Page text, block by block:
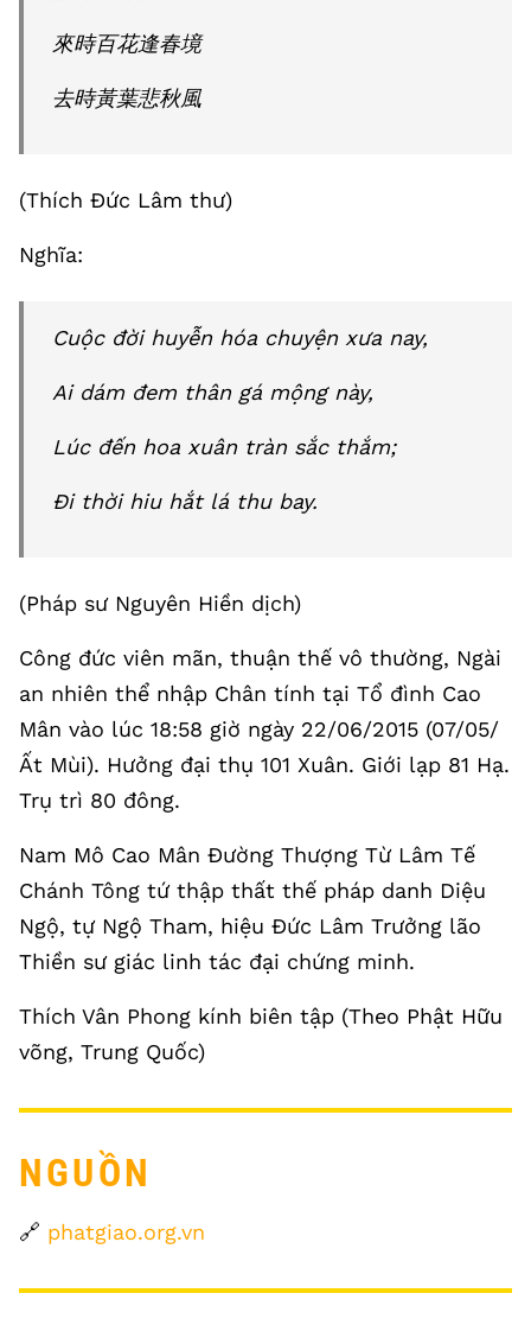
來時百花逢春境
去時黃葉悲秋風
(Thích Đức Lâm thư)
Nghĩa:
Cuộc đời huyễn hóa chuyện xưa nay,
Ai dám đem thân gá mộng này,
Lúc đến hoa xuân tràn sắc thắm;
Đi thời hiu hắt lá thu bay.
(Pháp sư Nguyên Hiền dịch)
Công đức viên mãn, thuận thế vô thường, Ngài
an nhiên thể nhập Chân tính tại Tổ đình Cao
Mân vào lúc 18:58 giờ ngày 22/06/2015 (07/05/
Ất Mùi). Hưởng đại thụ 101 Xuân. Giới lạp 81 Hạ.
Trụ trì 80 đông.
Nam Mô Cao Mân Đường Thượng Từ Lâm Tế
Chánh Tông tứ thập thất thế pháp danh Diệu
Ngộ, tự Ngộ Tham, hiệu Đức Lâm Trưởng lão
Thiền sư giác linh tác đại chứng minh.
Thích Vân Phong kính biên tập (Theo Phật Hữu
võng, Trung Quốc)
NGUỒN
🔗 phatgiao.org.vn